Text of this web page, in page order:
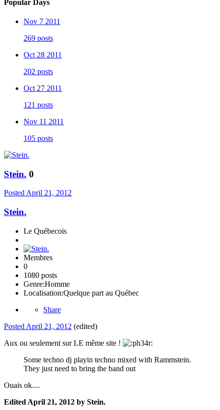
Popular Days
Nov 7 2011
269 posts
Oct 28 2011
202 posts
Oct 27 2011
121 posts
Nov 11 2011
105 posts
Stein. 0
Posted April 21, 2012
Stein.
Le Québecois
Membres
0
1080 posts
Genre:Homme
Localisation:Quelque part au Québec
Share
Posted April 21, 2012 (edited)
Aux ou seulement sur LE même site !
Some techno dj playin techno mixed with Rammstein.
They just need to bring the band out
Ouais ok....
Edited April 21, 2012 by Stein.